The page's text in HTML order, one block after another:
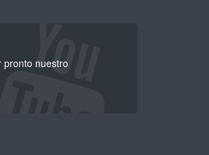
pronto nuestro